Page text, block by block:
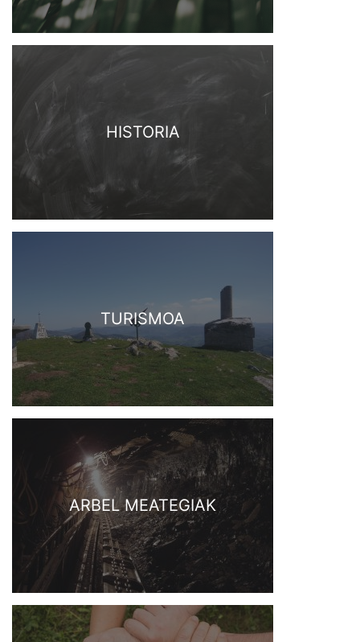
HISTORIA
TURISMOA
ARBEL MEATEGIAK